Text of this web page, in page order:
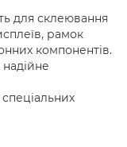
для склеювання
рамок
компонентів.
надійне